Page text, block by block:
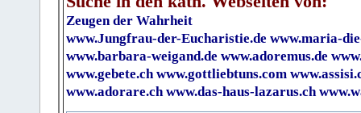
Zeugen der Wahrheit
www.Jungfrau-der-Eucharistie.de www.maria-
www.barbara-weigand.de www.adoremus.de
www.gebete.ch www.gottliebtuns.com
www.adorare.ch www.das-haus-lazarus.ch